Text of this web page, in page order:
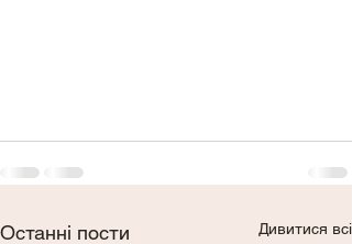
Останні пости Дивитися всі